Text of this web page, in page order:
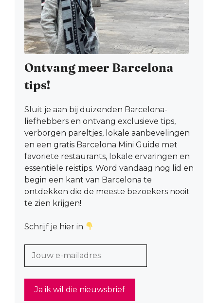
Ontvang meer Barcelona
tips!
Sluit je aan bij duizenden Barcelona-
liefhebbers en ontvang exclusieve tips,
verborgen pareltjes, lokale aanbevelingen
en een gratis Barcelona Mini Guide met
favoriete restaurants, lokale ervaringen en
essentiële reistips. Word vandaag nog lid en
begin een kant van Barcelona te
ontdekken die de meeste bezoekers nooit
te zien krijgen!
Schrijf je hier in